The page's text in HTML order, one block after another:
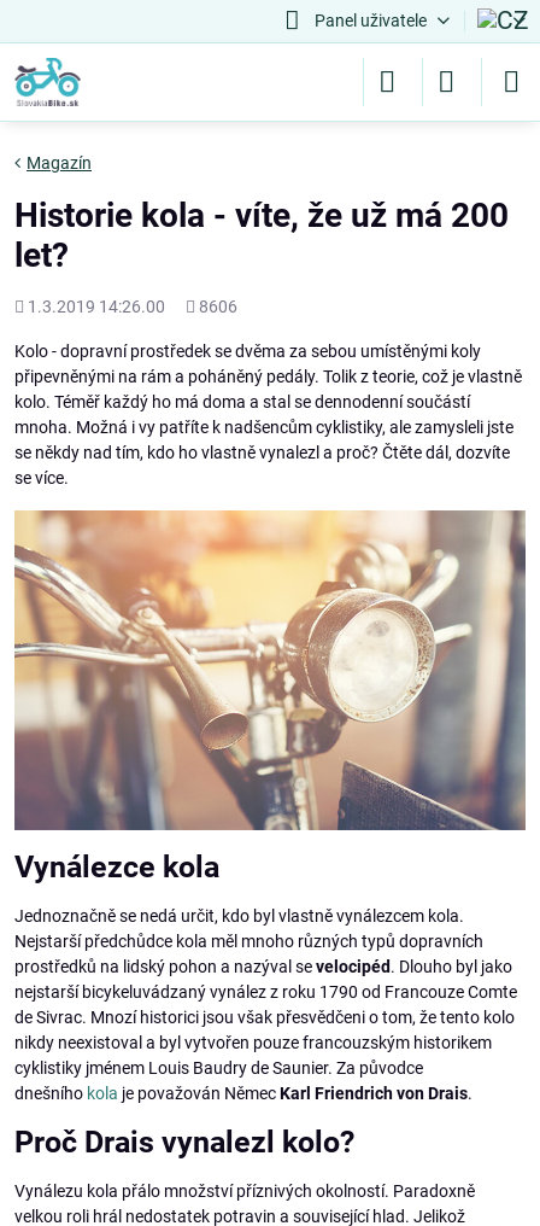
Panel uživatele
Magazín
Historie kola - víte, že už má 200
let?
Přidáno
1.3.2019 14:26.00
Počet
8606
Kolo - dopravní prostředek se dvěma za sebou umístěnými koly
připevněnými na rám a poháněný pedály. Tolik z teorie, což je vlastně
kolo. Téměř každý ho má doma a stal se dennodenní součástí
mnoha. Možná i vy patříte k nadšencům cyklistiky, ale zamysleli jste
se někdy nad tím, kdo ho vlastně vynalezl a proč? Čtěte dál, dozvíte
se více.
Vynálezce kola
Jednoznačně se nedá určit, kdo byl vlastně vynálezcem kola.
Nejstarší předchůdce kola měl mnoho různých typů dopravních
prostředků na lidský pohon a nazýval sevelocipéd. Dlouho byl jako
nejstarší bicykeluvádzaný vynález z roku 1790 od Francouze Comte
de Sivrac. Mnozí historici jsou však přesvědčeni o tom, že tento kolo
nikdy neexistoval a byl vytvořen pouze francouzským historikem
cyklistiky jménem Louis Baudry de Saunier. Za původce
dnešního kola je považován NěmecKarl Friendrich von Drais.
Proč Drais vynalezl kolo?
Vynálezu kola přálo množství příznivých okolností. Paradoxně
velkou roli hrál nedostatek potravin a související hlad. Jelikož